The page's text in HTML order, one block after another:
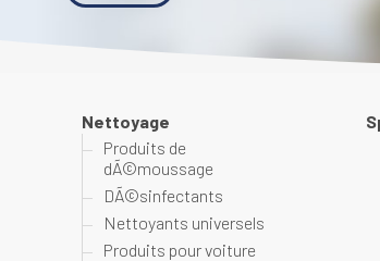
Nettoyage
Produits de
dÃ©moussage
DÃ©sinfectants
Nettoyants universels
Produits pour voiture